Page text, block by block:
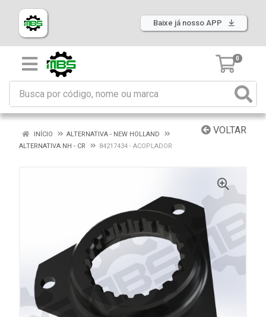
Baixe já nosso APP
0
VOLTAR
INÍCIO
ALTERNATIVA - NEW HOLLAND
ALTERNATIVA NH - CR
84217434 - ACOPLADOR